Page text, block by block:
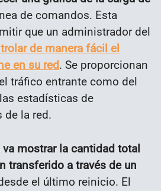
de comandos. Esta
que un administrador del
de manera fácil el
en su red. Se proporcionan
tráfico entrante como del
estadísticas de
de la red.
va mostrar la cantidad total
transferido a través de un
el último reinicio. El